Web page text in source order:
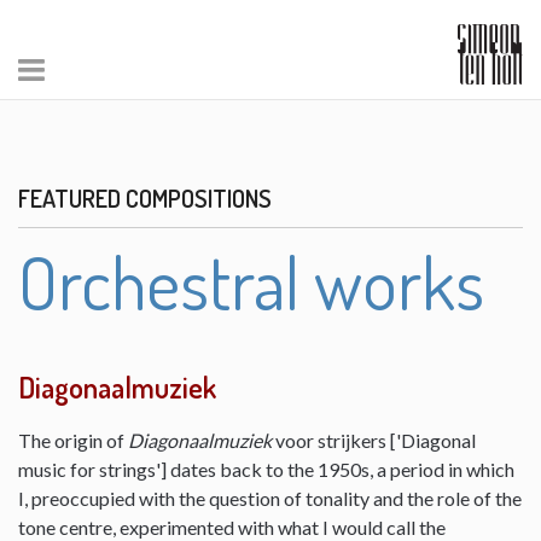
FEATURED COMPOSITIONS
Orchestral works
Diagonaalmuziek
The origin of Diagonaalmuziekvoor strijkers ['Diagonal
music for strings'] dates back to the 1950s, a period in which
I, preoccupied with the question of tonality and the role of the
tone centre, experimented with what I would call the